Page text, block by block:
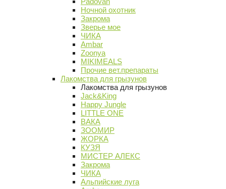
Ночной охотник
Закрома
Зверье мое
ЧИКА
Ambar
Zoonya
MIKIMEALS
Прочие вет.препараты
Лакомства для грызунов
Лакомства для грызунов
Jack&King
Happy Jungle
LITTLE ONE
ВАКА
ЗООМИР
ЖОРКА
КУЗЯ
МИСТЕР АЛЕКС
Закрома
ЧИКА
Альпийские луга